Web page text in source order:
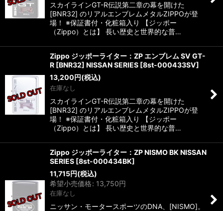
スカイラインGT-R伝説第二章の幕を開けた
[BNR32] のリアルエンブレムメタルZIPPOが登
場！ ※保証書付・化粧箱入り 【ジッポー
（Zippo）とは】 長い歴史と世界的な普…
Zippo ジッポーライター：ZP エンブレム SV GT-
R [BNR32] NISSAN SERIES [8st-000433SV]
13,200円(税込)
在庫なし
スカイラインGT-R伝説第二章の幕を開けた
[BNR32] のリアルエンブレムメタルZIPPOが登
場！ ※保証書付・化粧箱入り 【ジッポー
（Zippo）とは】 長い歴史と世界的な普…
Zippo ジッポーライター：ZP NISMO BK NISSAN
SERIES [8st-000434BK]
11,715円(税込)
希望小売価格: 13,750円
在庫なし
ニッサン・モータースポーツのDNA、[NISMO]。